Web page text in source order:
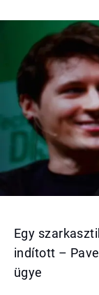
Egy
indított –
ügye